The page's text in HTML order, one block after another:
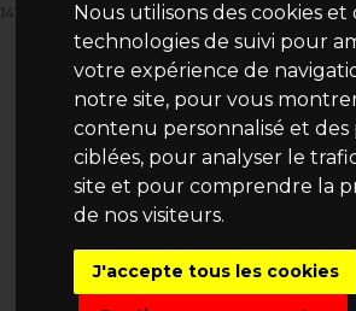
Nous utilisons des cookies
technologies de suivi pour
votre expérience de
notre site, pour vous
contenu personnalisé et des
ciblées, pour analyser le
site et pour comprendre la
de nos visiteurs.
J'accepte tous les cookies
14 JOURS / 12 NUITS
4 790€/ Personne
DEMANDE DE
AUTRES